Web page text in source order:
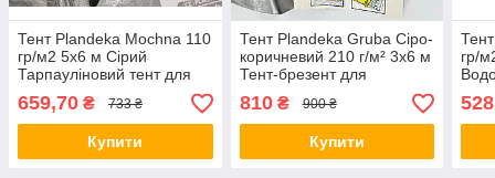
Тент Plandeka Мосhnа 110
гр/м2 5х6 м Сірий
Тарпауліновий тент для
господарства Міцний тент
з люверсами
659,70 ₴ 733 ₴
Купити
Тент Plandeka Gruba Сіро-
коричневий 210 ​​г/м² 3х6 м
Тент-брезент для
автомобіля Укривний тент
810₴ 900 ₴
Купити
гр/